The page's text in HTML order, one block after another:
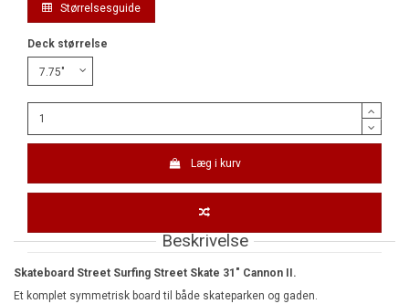
Størrelsesguide
Deck størrelse
Læg i kurv
Beskrivelse
Skateboard Street Surfing Street Skate 31" Cannon II.
Et komplet symmetrisk board til både skateparken og gaden.